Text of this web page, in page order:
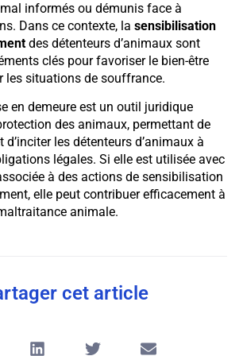
informés ou démunis face à
Dans ce contexte, la sensibilisation
des détenteurs d’animaux sont
clés pour favoriser le bien-être
les situations de souffrance.
en demeure est un outil juridique
des animaux, permettant de
d’inciter les détenteurs d’animaux à
légales. Si elle est utilisée avec
à des actions de sensibilisation
elle peut contribuer efficacement à
animale.
cet article